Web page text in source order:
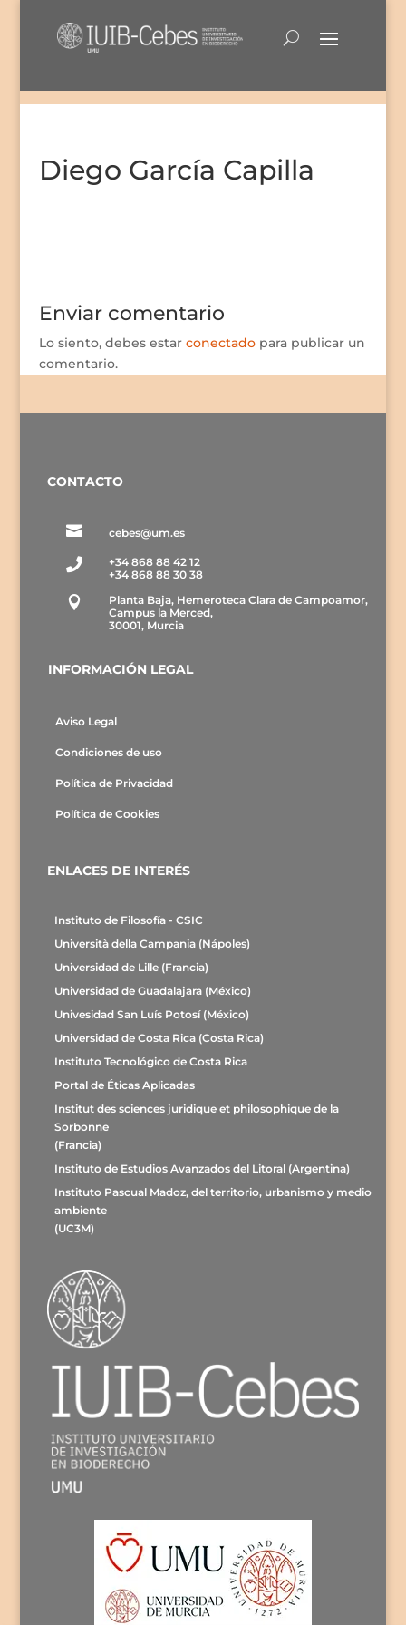
Diego García Capilla
Enviar comentario
Lo siento, debes estar conectadopara publicar un
comentario.
CONTACTO
 cebes@um.es

+34 868 88 42 12
+34 868 88 30 38

Planta Baja, Hemeroteca Clara de Campoamor,
Campus la Merced,
30001, Murcia
INFORMACIÓN LEGAL
Aviso Legal
Condiciones de uso
Política de Privacidad
Política de Cookies
ENLACES DE INTERÉS
Instituto de Filosofía - CSIC
Università della Campania (Nápoles)
Universidad de Lille (Francia)
Universidad de Guadalajara (México)
Univesidad San Luís Potosí (México)
Universidad de Costa Rica (Costa Rica)
Instituto Tecnológico de Costa Rica
Portal de Éticas Aplicadas
Institut des sciences juridique et philosophique de la
Sorbonne
(Francia)
Instituto de Estudios Avanzados del Litoral (Argentina)
Instituto Pascual Madoz, del territorio, urbanismo y medio
ambiente
(UC3M)